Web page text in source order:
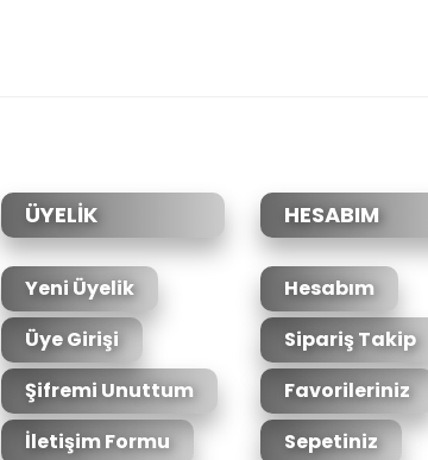
ÜYELİK
Yeni Üyelik
Üye Girişi
Şifremi Unuttum
İletişim Formu
HESABIM
Hesabım
Sipariş Takip
Favorileriniz
Sepetiniz